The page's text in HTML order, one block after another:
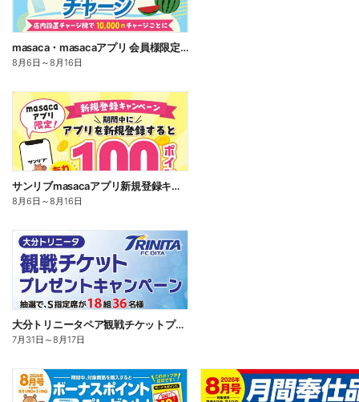
masaca・masacaアプリ 会員様限定!プレミアムチャージキャンペーン!
8月6日 ～8月16日
サンリブmasacaアプリ新規登録キャンペーン!
8月6日 ～8月16日
大分トリニータペア観戦チケットプレゼントキャンペーン♪
7月31日 ～8月17日